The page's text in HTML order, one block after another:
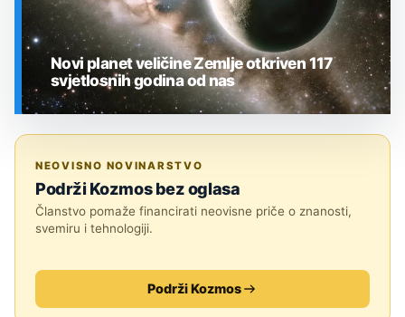
Novi planet veličine Zemlje otkriven 117
svjetlosnih godina od nas
NEOVISNO NOVINARSTVO
Podrži Kozmos bez oglasa
Članstvo pomaže financirati neovisne priče o znanosti,
svemiru i tehnologiji.
Podrži Kozmos